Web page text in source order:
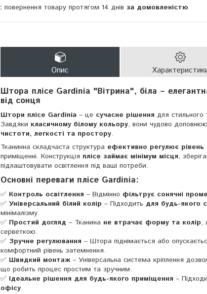
повернення товару протягом 14 днів за домовленістю
Опис
Штора плісе Gardinia "Вітрина", біла –
від сонця
Штори плісе Gardinia – це сучасне рішення для стильного
Завдяки класичному білому кольору, вони чудово
чистоти, легкості та простору.
Тканинна складчаста структура ефективно регулює рівень
приміщенні. Конструкція плісе займає мінімум місця,
підлаштовувати освітлення під ваші потреби.
Основні переваги плісе Gardinia:
✅ Контроль освітлення – Відмінно фільтрує сонячні
✅ Універсальний білий колір – Підходить для будь-якого
мінімалізму.
✅ Простий догляд – Тканина не втрачає форму та колір,
серветкою.
✅ Зручне регулювання – Штора піднімається або
комфортний рівень затемнення.
✅ Швидкий монтаж – Універсальна система кріплення
що робить процес простим та зручним.
✅ Ідеальне рішення для будь-якого приміщення –
офісу.